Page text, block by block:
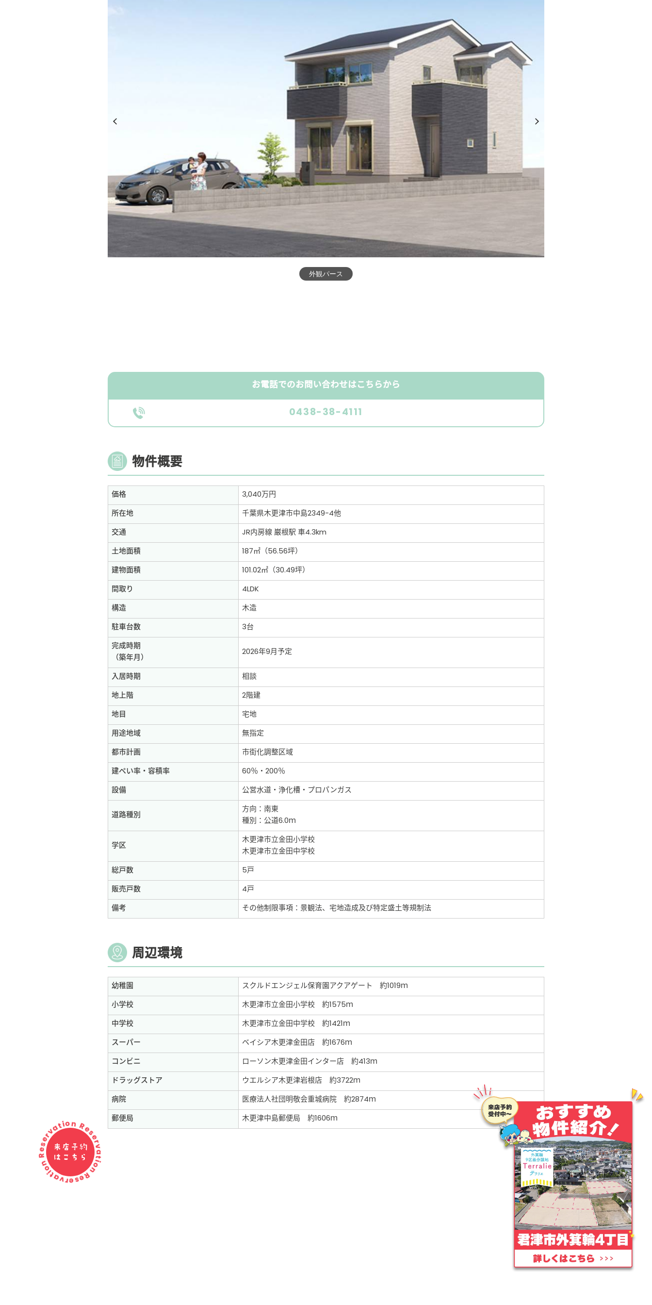
Reservation Reservation Reservation
来店予約
はこちら
間取り
お電話でのお問い合わせはこちらから
0438-38-4111
物件概要
価格
3,040万円
所在地
千葉県木更津市中島2349-4他
交通
JR内房線 巌根駅 車4.3km
土地面積
187㎡（56.56坪）
建物面積
101.02㎡（30.49坪）
間取り
4LDK
構造
木造
駐車台数
3台
完成時期
（築年月）
2026年9月予定
入居時期
相談
地上階
2階建
地目
宅地
用途地域
無指定
都市計画
市街化調整区域
建ぺい率・容積率
60％・200％
設備
公営水道・浄化槽・プロパンガス
道路種別
方向：南東
種別：公道6.0ｍ
学区
木更津市立金田小学校
木更津市立金田中学校
総戸数
5戸
販売戸数
4戸
備考
その他制限事項：景観法、宅地造成及び特定盛土等規制法
周辺環境
幼稚園
スクルドエンジェル保育園アクアゲート 約1019ｍ
小学校
木更津市立金田小学校 約1575ｍ
中学校
木更津市立金田中学校 約1421ｍ
スーパー
ベイシア木更津金田店 約1676ｍ
コンビニ
ローソン木更津金田インター店 約413ｍ
ドラッグストア
ウエルシア木更津岩根店 約3722ｍ
病院
医療法人社団明敬会重城病院 約2874ｍ
郵便局
木更津中島郵便局 約1606ｍ